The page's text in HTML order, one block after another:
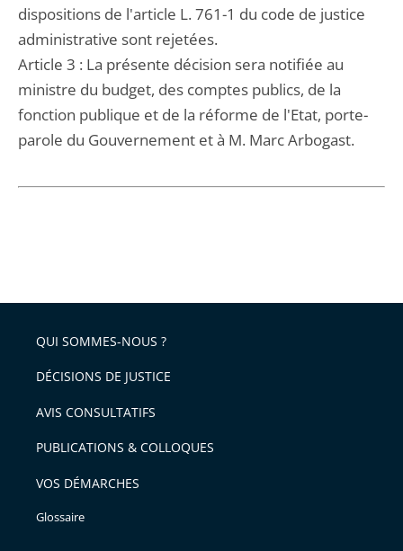
dispositions de l'article L. 761-1 du code de justice
administrative sont rejetées.
Article 3 : La présente décision sera notifiée au
ministre du budget, des comptes publics, de la
fonction publique et de la réforme de l'Etat, porte-
parole du Gouvernement et à M. Marc Arbogast.
QUI SOMMES-NOUS ?
DÉCISIONS DE JUSTICE
AVIS CONSULTATIFS
PUBLICATIONS & COLLOQUES
VOS DÉMARCHES
Glossaire